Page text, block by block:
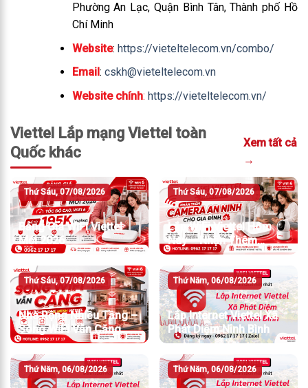
Phường An Lạc, Quận Bình Tân, Thành phố Hồ
Chí Minh
Website: https://vieteltelecom.vn/combo/
Email : cskh@vieteltelecom.vn
Website chính: https://vieteltelecom.vn/
Viettel Lắp mạng Viettel toàn
Quốc khác
Xem tất cả
→
Thứ Sáu, 07/08/2026
Bảng Giá WiFi Viettel
Mới 2026
Thứ Sáu, 07/08/2026
Lắp WiFi Viettel Hôm
Nay – Nhận Thêm
Camera An Ninh
Thứ Sáu, 07/08/2026
Nhà Rộng Nhiều Tầng –
Sóng WiFi Vẫn Căng
Thứ Năm, 06/08/2026
Lắp Internet Viettel Xã
Phát Diệm Ninh Bình
Thứ Năm, 06/08/2026 Thứ Năm, 06/08/2026